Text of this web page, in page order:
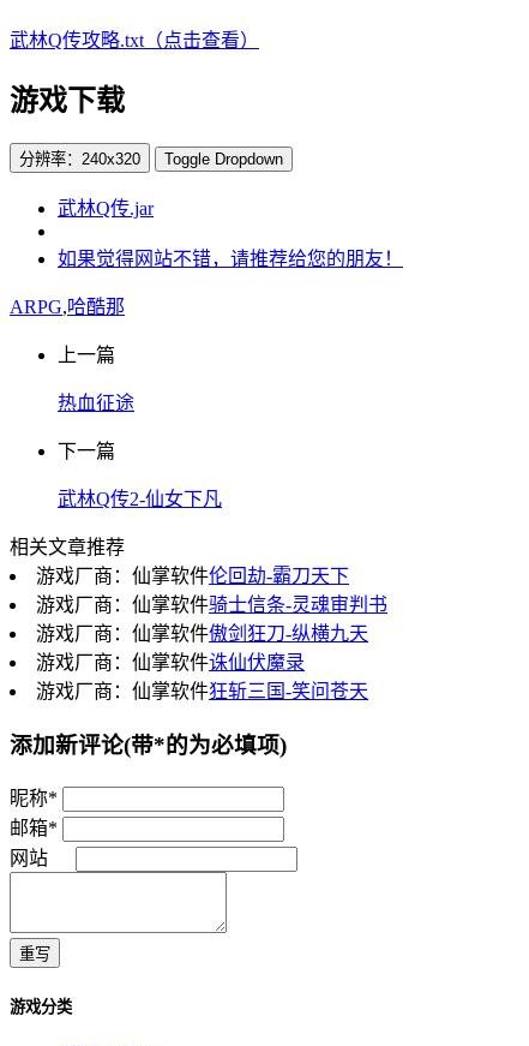
武林Q传攻略.txt（点击查看）
游戏下载
分辨率：240x320 Toggle Dropdown
武林Q传.jar
如果觉得网站不错，请推荐给您的朋友！
ARPG,哈酷那
上一篇
热血征途
下一篇
武林Q传2-仙女下凡
相关文章推荐
游戏厂商：仙掌软件伦回劫-霸刀天下
游戏厂商：仙掌软件骑士信条-灵魂审判书
游戏厂商：仙掌软件傲剑狂刀-纵横九天
游戏厂商：仙掌软件诛仙伏魔录
游戏厂商：仙掌软件狂斩三国-笑问苍天
添加新评论(带*的为必填项)
昵称*
邮箱*
网站
重写
游戏分类